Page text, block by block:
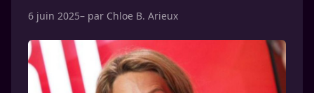
6 juin 2025– par Chloe B. Arieux